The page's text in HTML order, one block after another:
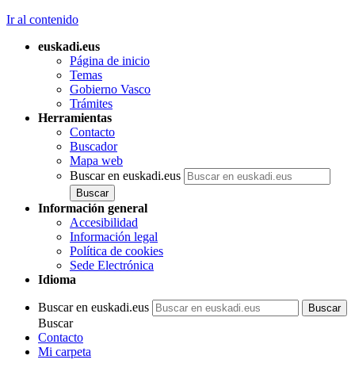
Ir al contenido
euskadi.eus
Página de inicio
Temas
Gobierno Vasco
Trámites
Herramientas
Contacto
Buscador
Mapa web
Buscar en euskadi.eus
Información general
Accesibilidad
Información legal
Política de cookies
Sede Electrónica
Idioma
Buscar en euskadi.eus
Buscar
Contacto
Mi carpeta